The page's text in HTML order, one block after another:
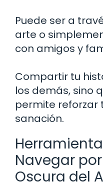
Puede ser a
arte o
con amigos y
Compartir tu
los demás, sino
permite reforzar
sanación.
Navegar
Oscura del